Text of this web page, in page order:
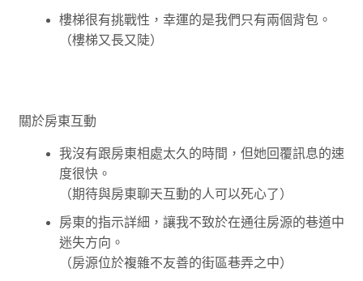
樓梯很有挑戰性，幸運的是我們只有兩個背包。
（樓梯又長又陡）
關於房東互動
我沒有跟房東相處太久的時間，但她回覆訊息的速
度很快。
（期待與房東聊天互動的人可以死心了）
房東的指示詳細，讓我不致於在通往房源的巷道中
迷失方向。
（房源位於複雜不友善的街區巷弄之中）